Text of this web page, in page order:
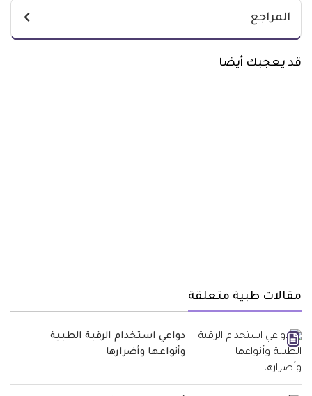
المراجع
قد يعجبك أيضا
مقالات طبية متعلقة
دواعي استخدام الرقبة الطبية
وأنواعها وأضرارها